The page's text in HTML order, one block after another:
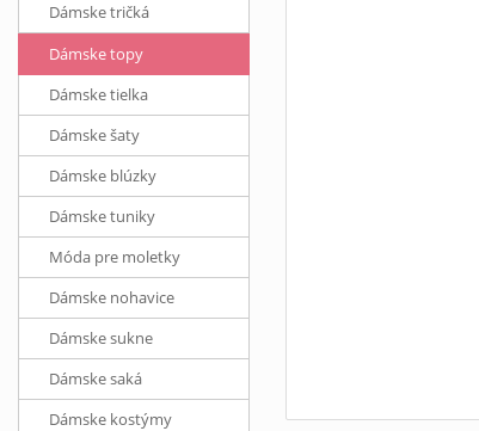
Dámske tričká
Dámske topy
Dámske tielka
Dámske šaty
Dámske blúzky
Dámske tuniky
Móda pre moletky
Dámske nohavice
Dámske sukne
Dámske saká
Dámske kostýmy